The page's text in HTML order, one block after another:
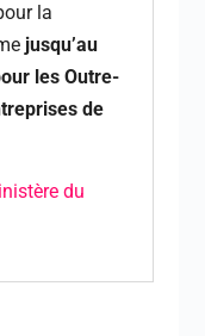
la
jusqu’au
les Outre-
de
du